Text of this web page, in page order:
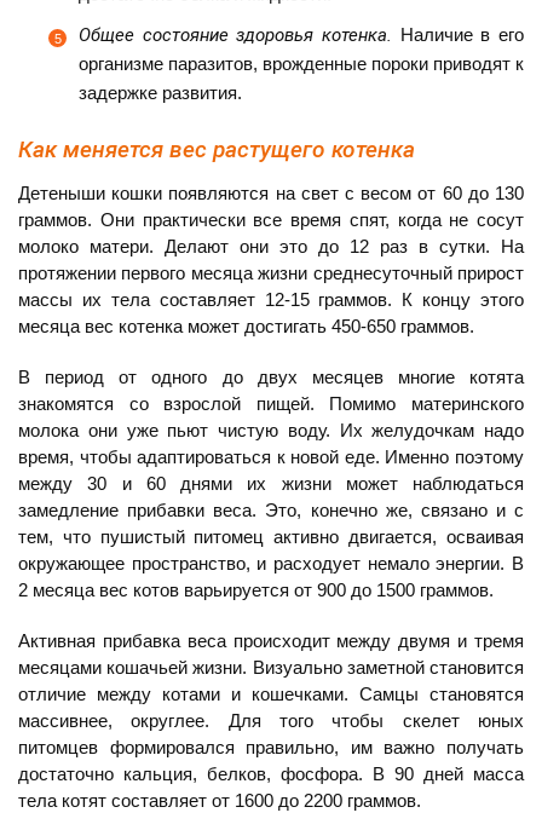
Общее состояние здоровья котенка. Наличие в его
организме паразитов, врожденные пороки приводят к
задержке развития.
Как меняется вес растущего котенка
Детеныши кошки появляются на свет с весом от 60 до 130
граммов. Они практически все время спят, когда не сосут
молоко матери. Делают они это до 12 раз в сутки. На
протяжении первого месяца жизни среднесуточный прирост
массы их тела составляет 12-15 граммов. К концу этого
месяца вес котенка может достигать 450-650 граммов.
В период от одного до двух месяцев многие котята
знакомятся со взрослой пищей. Помимо материнского
молока они уже пьют чистую воду. Их желудочкам надо
время, чтобы адаптироваться к новой еде. Именно поэтому
между 30 и 60 днями их жизни может наблюдаться
замедление прибавки веса. Это, конечно же, связано и с
тем, что пушистый питомец активно двигается, осваивая
окружающее пространство, и расходует немало энергии. В
2 месяца вес котов варьируется от 900 до 1500 граммов.
Активная прибавка веса происходит между двумя и тремя
месяцами кошачьей жизни. Визуально заметной становится
отличие между котами и кошечками. Самцы становятся
массивнее, округлее. Для того чтобы скелет юных
питомцев формировался правильно, им важно получать
достаточно кальция, белков, фосфора. В 90 дней масса
тела котят составляет от 1600 до 2200 граммов.